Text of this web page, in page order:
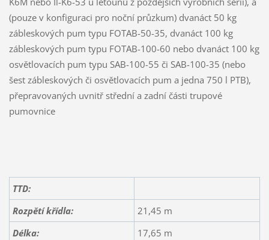
(pouze v konfiguraci pro noční průzkum) dvanáct 50 kg
zábleskových pum typu FOTAB-50-35, dvanáct 100 kg
zábleskových pum typu FOTAB-100-60 nebo dvanáct 100 kg
osvětlovacích pum typu SAB-100-55 či SAB-100-35 (nebo
šest zábleskových či osvětlovacích pum a jedna 750 l PTB),
přepravovaných uvnitř střední a zadní části trupové
pumovnice
TTD:
Rozpětí křídla:
21,45 m
Délka:
17,65 m